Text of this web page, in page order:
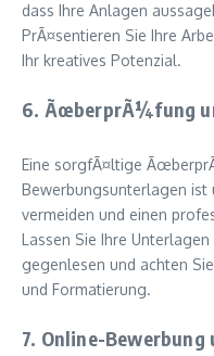
dass Ihre Anlagen
PrÃ¤sentieren Sie Ihre
Ihr kreatives Potenzial.
6. ÃœberprÃ¼fung
Eine sorgfÃ¤ltige
Bewerbungsunterlagen ist
vermeiden und einen
Lassen Sie Ihre
gegenlesen und achten
und Formatierung.
7. Online-Bewerbung